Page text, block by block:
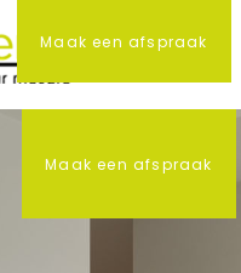
Maak een afspraak
Maak een afspraak